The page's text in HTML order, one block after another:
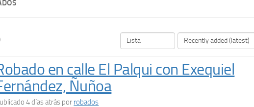
en calle El Palqui con Exequiel
Ñuñoa
4 días atrás por robados